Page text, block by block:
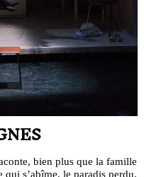
bien plus que la famille
s’abîme, le paradis perdu.